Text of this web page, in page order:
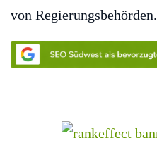
von Regierungsbehörden.